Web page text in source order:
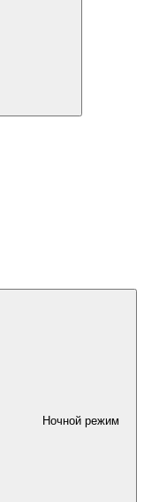
Ночной режим